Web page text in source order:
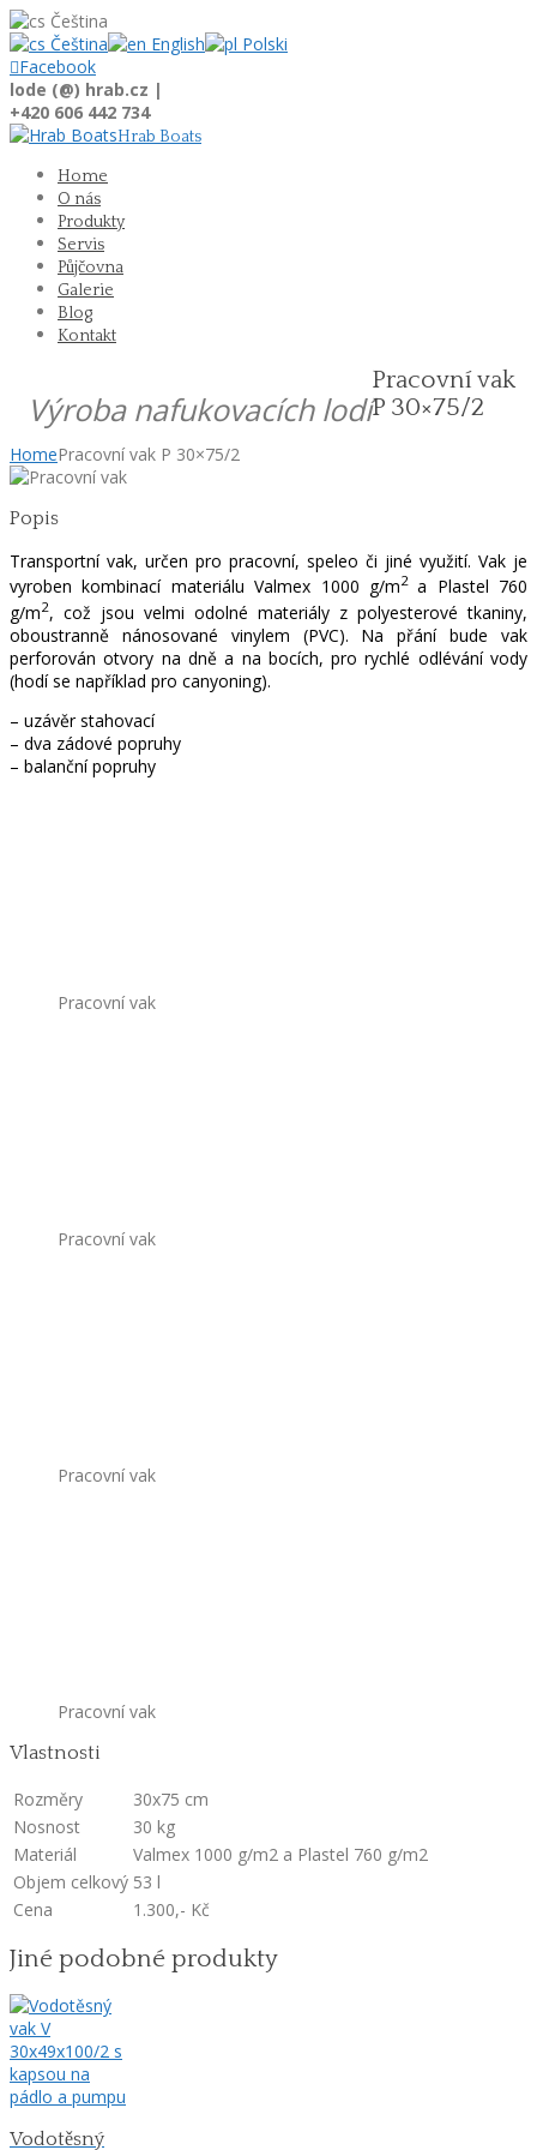
Čeština
Čeština
English
Polski
Facebook
lode (@) hrab.cz |
+420 606 442 734
Hrab Boats
Home
O nás
Produkty
Servis
Půjčovna
Galerie
Blog
Kontakt
Výroba nafukovacích lodí
Pracovní vak
P 30×75/2
HomePracovní vak P 30×75/2
Popis
Transportní vak, určen pro pracovní, speleo či jiné využití. Vak je
vyroben kombinací materiálu Valmex 1000 g/m2 a Plastel 760
g/m2, což jsou velmi odolné materiály z polyesterové tkaniny,
oboustranně nánosované vinylem (PVC). Na přání bude vak
perforován otvory na dně a na bocích, pro rychlé odlévání vody
(hodí se například pro canyoning).
– uzávěr stahovací
– dva zádové popruhy
– balanční popruhy
Pracovní vak
Pracovní vak
Pracovní vak
Pracovní vak
Vlastnosti
Rozměry 30x75 cm
Nosnost
30 kg
Materiál
Valmex 1000 g/m2 a Plastel 760 g/m2
Objem celkový 53 l
Cena
1.300,- Kč
Jiné podobné produkty
Vodotěsný